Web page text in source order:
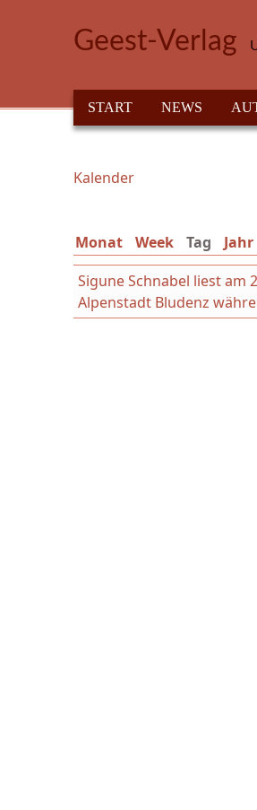
Geest-Verlag
HAUPTMENÜ
START NEWS
Sie sind hier
Kalender
Monat Week Tag
Jahr
Sigune Schnabel liest am
Alpenstadt Bludenz